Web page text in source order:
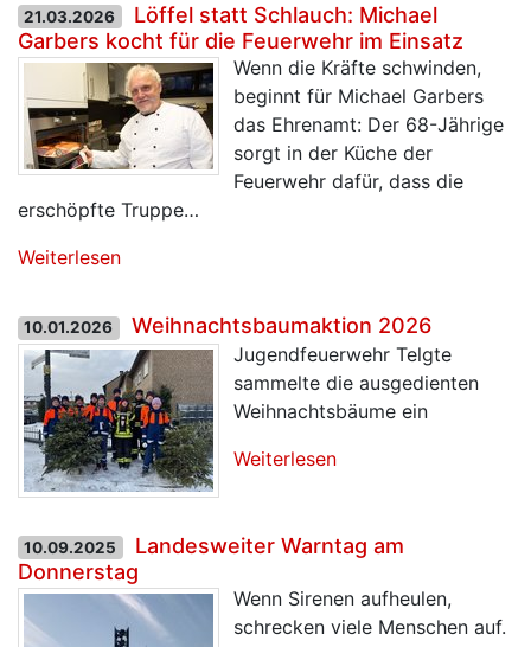
21.03.2026
Löffel statt Schlauch: Michael
Garbers kocht für die Feuerwehr im Einsatz
Wenn die Kräfte schwinden,
beginnt für Michael Garbers
das Ehrenamt: Der 68-Jährige
sorgt in der Küche der
Feuerwehr dafür, dass die
erschöpfte Truppe…
Weiterlesen
10.01.2026 Weihnachtsbaumaktion 2026
Jugendfeuerwehr Telgte
sammelte die ausgedienten
Weihnachtsbäume ein
Weiterlesen
10.09.2025
Landesweiter Warntag am
Donnerstag
Wenn Sirenen aufheulen,
schrecken viele Menschen auf.